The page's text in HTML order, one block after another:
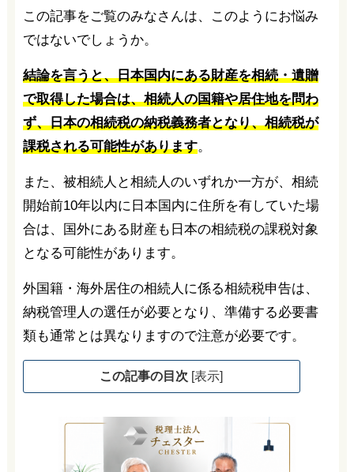
この記事をご覧のみなさんは、このようにお悩み
ではないでしょうか。
結論を言うと、日本国内にある財産を相続・遺贈
で取得した場合は、相続人の国籍や居住地を問わ
ず、日本の相続税の納税義務者となり、相続税が
課税される可能性があります。
また、被相続人と相続人のいずれか一方が、相続
開始前10年以内に日本国内に住所を有していた場
合は、国外にある財産も日本の相続税の課税対象
となる可能性があります。
外国籍・海外居住の相続人に係る相続税申告は、
納税管理人の選任が必要となり、準備する必要書
類も通常とは異なりますので注意が必要です。
この記事の目次 [表示]